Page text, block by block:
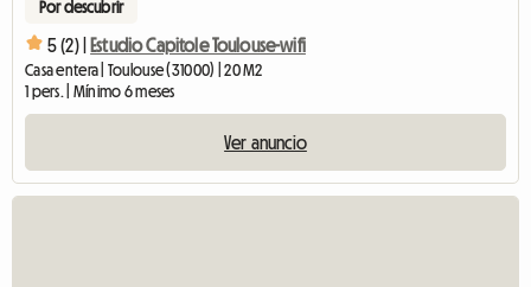
Por descubrir
5 (2) | Estudio Capitole Toulouse-wifi
Casa entera | Toulouse (31000) | 20 M2
1 pers. | Mínimo 6 meses
Ver anuncio